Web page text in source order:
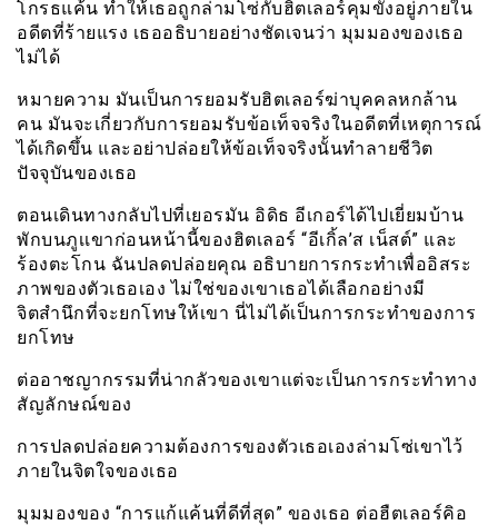
โกรธแค้น ทำให้เธอถูกล่ามโซ่กับฮิตเลอร์คุมขังอยู่ภายใน
อดีตที่ร้ายแรง เธออธิบายอย่างชัดเจนว่า มุมมองของเธอ
ไม่ได้
หมายความ มันเป็นการยอมรับฮิตเลอร์ฆ่าบุคคลหกล้าน
คน มันจะเกี่ยวกับการยอมรับข้อเท็จจริงในอดีตที่เหตุการณ์
ได้เกิดขึ้น และอย่าปล่อยให้ข้อเท็จจริงนั้นทำลายชีวิต
ปัจจุบันของเธอ
ตอนเดินทางกลับไปที่เยอรมัน อิดิธ อีเกอร์ได้ไปเยี่ยมบ้าน
พักบนภูเเขาก่อนหน้านี้ของฮิตเลอร์ “อีเกิ้ล’ส เน็สต์” และ
ร้องตะโกน ฉันปลดปล่อยคุณ อธิบายการกระทำเพื่ออิสระ
ภาพของตัวเธอเอง ไม่ใช่ของเขาเธอได้เลือกอย่างมี
จิตสำนึกที่จะยกโทษให้เขา นี่ไม่ได้เป็นการกระทำของการ
ยกโทษ
ต่ออาชญากรรมที่น่ากลัวของเขาแต่จะเป็นการกระทำทาง
สัญลักษณ์ของ
การปลดปล่อยความต้องการของตัวเธอเองล่ามโซ่เขาไว้
ภายในจิตใจของเธอ
มุมมองของ “การแก้แค้นที่ดีที่สุด” ของเธอ ต่อฮืตเลอร์คิอ